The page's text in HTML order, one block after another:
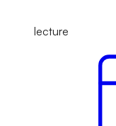
lecture